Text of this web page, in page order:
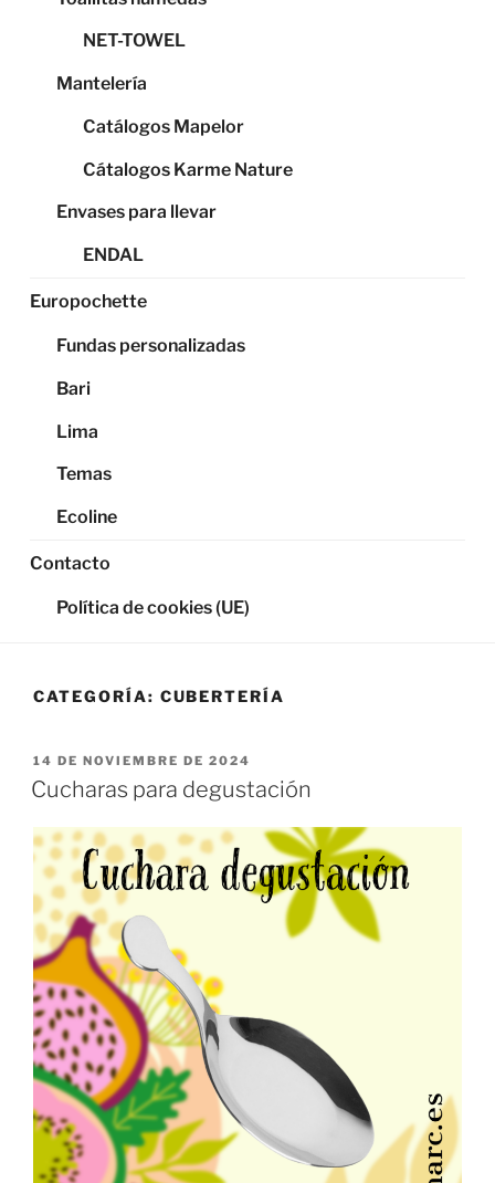
NET-TOWEL
Mantelería
Catálogos Mapelor
Cátalogos Karme Nature
Envases para llevar
ENDAL
Europochette
Fundas personalizadas
Bari
Lima
Temas
Ecoline
Contacto
Política de cookies (UE)
CATEGORÍA: CUBERTERÍA
PUBLICADO
EL
14 DE NOVIEMBRE DE 2024
Cucharas para degustación